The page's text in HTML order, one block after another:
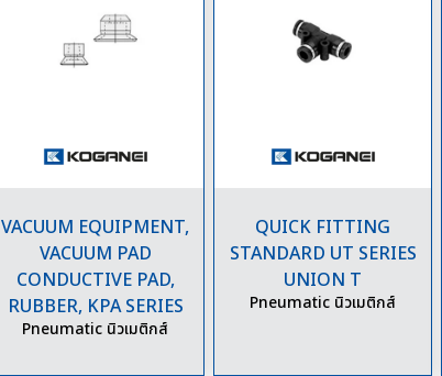
VACUUM EQUIPMENT,
VACUUM PAD
CONDUCTIVE PAD,
RUBBER, KPA SERIES
Pneumatic นิวเมติกส์
QUICK FITTING
STANDARD UT SERIES
UNION T
Pneumatic นิวเมติกส์